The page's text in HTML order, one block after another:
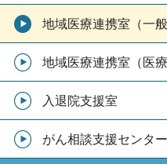
地域医療連携室（一
地域医療連携室（医療
入退院支援室
がん相談支援センター